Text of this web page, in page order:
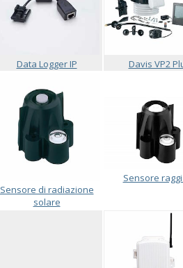
Data Logger IP Davis VP2
Sensore di radiazione
solare
Sensore raggi